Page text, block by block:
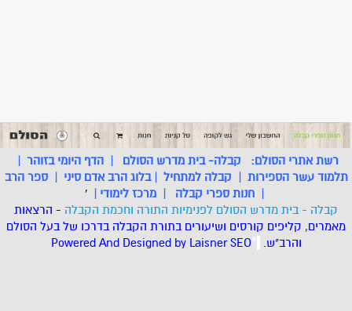
רשת אתרי הסולם: קבלה- בית מדרש הסולם |הדף היומי בזוהר |
תלמוד עשר הספירות | קבלה למתחיל |בלוג הרב אדם סיני |ספר הרב
| חנות ספרי קבלה | מרכז לימודי |
'
קבלה - בית מדרש הסולם לפנימיות התורה וחכמת הקבלה - הרצאות
מאמרים, קליפים קורסים ושיעורים בתורת הקבלה בדרכו של בעל הסולם
והרב"ש. *
Powered And Designed by LaisnerSEO